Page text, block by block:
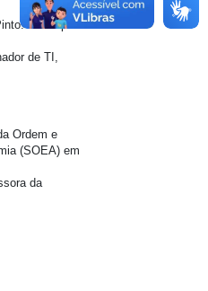
Participaram
de TI,
Ordem e
(SOEA) em
da